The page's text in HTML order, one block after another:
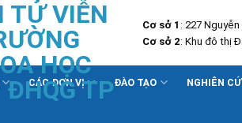
Cơ sở 1 : 227
Cơ sở 2: Khu đô thị
CÁC ĐƠN VỊ ĐÀO TẠO NGHIÊN